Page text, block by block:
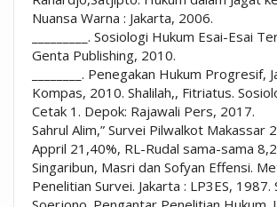
Nuansa Warna : Jakarta, 2006.
_________. Sosiologi Hukum Esai-Esai
Genta Publishing, 2010.
________. Penegakan Hukum Progresif,
Kompas, 2010. Shalilah,, Fitriatus.
Cetak 1. Depok: Rajawali Pers, 2017.
Sahrul Alim,” Survei Pilwalkot Makassar
Appril 21,40%, RL-Rudal sama-sama
Singaribun, Masri dan Sofyan Effensi.
Penelitian Survei. Jakarta : LP3ES, 1987.